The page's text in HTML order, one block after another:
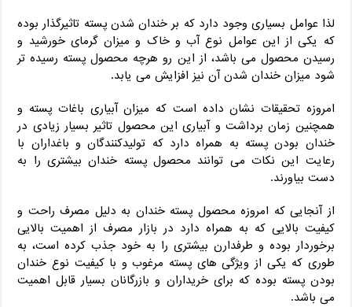
لذا عوامل بسیاری وجود دارد که بر خندان شدن پسته تاثیرگذار بوده
که یکی از این عوامل نوع آب و خاک و میزان گرمای خورشید و
رسیدن محصول می باشد، از این رو هرچه محصول پسته رسیده تر
شود میزان خندان شدن آن نیز افزایش می یابد.
امروزه تحقیقات نشان داده است که میزان آبیاری باغات پسته و
همچنین زمان برداشت و آبیاری این محصول تاثیر بسیار زیادی در
خندان بودن پسته به همراه دارد که تولیدکنندگان و باغداران با
رعایت این نکات می توانند محصول پسته خندان بیشتری را به
دست بیاورند.
از آنجایی که امروزه محصول پسته خندان به دلیل مصرف راحت و
کیفیت بالایی که به همراه دارد در بازار مصرف از اهمیت بالایی
برخوردار بوده و طرفدارن بیشتری را به خود جذب کرده است، به
طوری که یکی از ویژگی های پسته مرغوب و با کیفیت نوع خندان
بودن پسته بوده که برای خریداران و بازرگانان بسیار قابل اهمیت
می باشد.